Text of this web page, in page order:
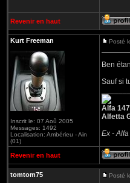
Revenir en haut
Kurt Freeman
Inscrit le: 07 Aoû 2005
Messages: 1492
Localisation: Ambérieu - Ain
(01)
Posté
Ben
Sauf si
Alfa
Alfetta
Ex -
Revenir en haut
tomtom75 Posté